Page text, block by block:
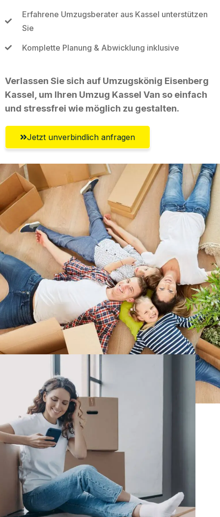
Erfahrene Umzugsberater aus Kassel unterstützen
Sie
Komplette Planung & Abwicklung inklusive
Verlassen Sie sich auf Umzugskönig Eisenberg
Kassel, um Ihren Umzug Kassel Van so einfach
und stressfrei wie möglich zu gestalten.
Jetzt unverbindlich anfragen